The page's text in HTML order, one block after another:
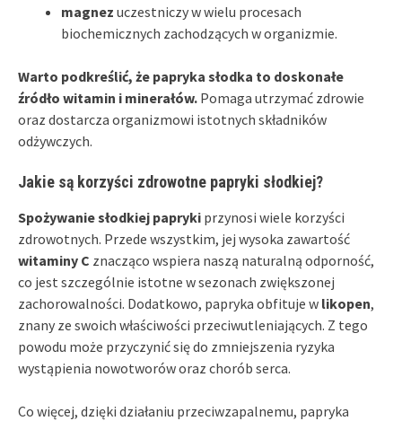
magnez uczestniczy w wielu procesach
biochemicznych zachodzących w organizmie.
Warto podkreślić, że papryka słodka to doskonałe
źródło witamin i minerałów. Pomaga utrzymać zdrowie
oraz dostarcza organizmowi istotnych składników
odżywczych.
Jakie są korzyści zdrowotne papryki słodkiej?
Spożywanie słodkiej papryki przynosi wiele korzyści
zdrowotnych. Przede wszystkim, jej wysoka zawartość
witaminy C znacząco wspiera naszą naturalną odporność,
co jest szczególnie istotne w sezonach zwiększonej
zachorowalności. Dodatkowo, papryka obfituje w likopen,
znany ze swoich właściwości przeciwutleniających. Z tego
powodu może przyczynić się do zmniejszenia ryzyka
wystąpienia nowotworów oraz chorób serca.
Co więcej, dzięki działaniu przeciwzapalnemu, papryka